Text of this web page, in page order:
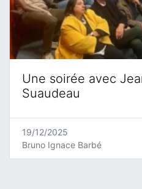
Une soirée avec
Suaudeau
19/12/2025
Bruno Ignace Barbé